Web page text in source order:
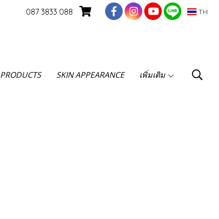
087 3833 088 TH
SKIN APPEARANCE เพิ่มเติม